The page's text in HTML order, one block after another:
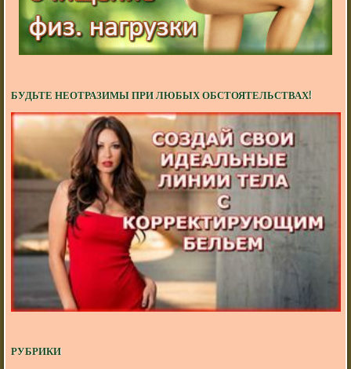
БУДЬТЕ НЕОТРАЗИМЫ ПРИ ЛЮБЫХ ОБСТОЯТЕЛЬСТВАХ!
РУБРИКИ